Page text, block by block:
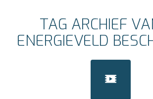
TAG ARCHIEF
ENERGIEVELD